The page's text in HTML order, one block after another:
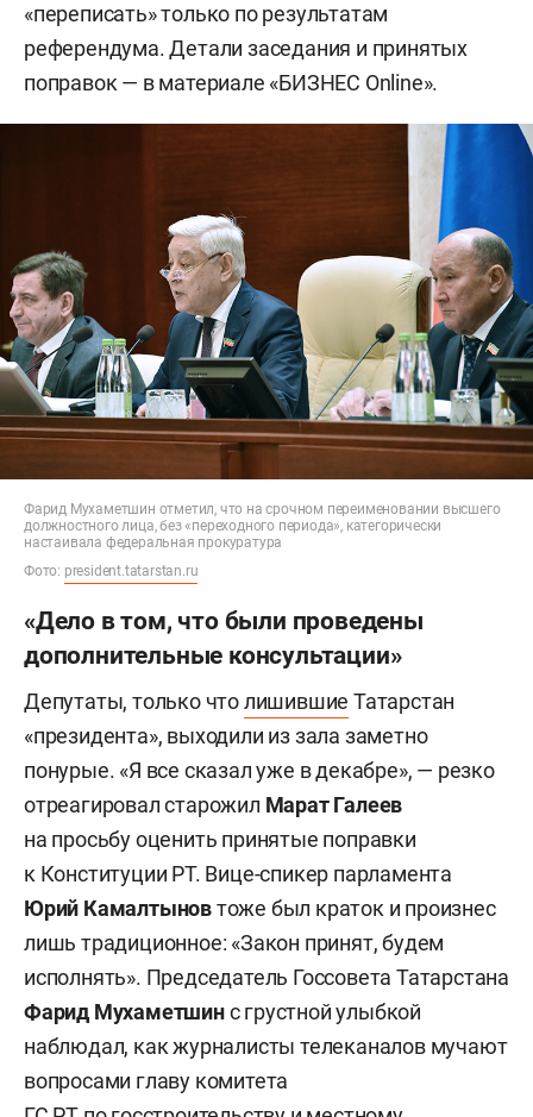
«переписать» только по результатам
референдума. Детали заседания и принятых
поправок — в материале «БИЗНЕС Online».
Фарид Мухаметшин отметил, что на срочном переименовании высшего
должностного лица, без «переходного периода», категорически
настаивала федеральная прокуратура
Фото: president.tatarstan.ru
«Дело в том, что были проведены
дополнительные консультации»
Депутаты, только чтолишившие Татарстан
«президента», выходили из зала заметно
понурые. «Я все сказал уже в декабре», — резко
отреагировал старожил Марат Галеев
на просьбу оценить принятые поправки
к Конституции РТ. Вице-спикер парламента
Юрий Камалтыновтоже был краток и произнес
лишь традиционное: «Закон принят, будем
исполнять». Председатель Госсовета Татарстана
Фарид Мухаметшинс грустной улыбкой
наблюдал, как журналисты телеканалов мучают
вопросами главу комитета